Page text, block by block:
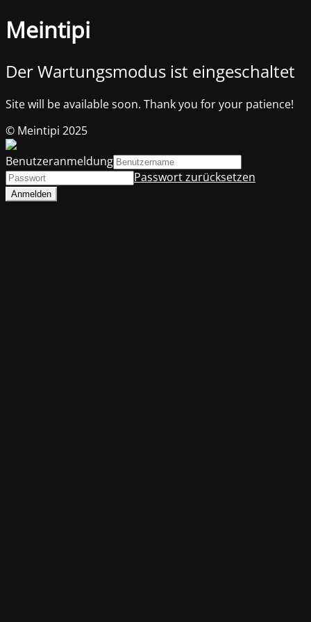
Meintipi
Der Wartungsmodus ist eingeschaltet
Site will be available soon. Thank you for your patience!
© Meintipi 2025
Benutzeranmeldung
Passwort zurücksetzen